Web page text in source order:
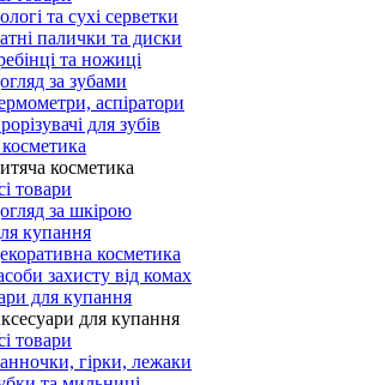
та сухі серветки
палички та диски
та ножиці
за зубами
аспіратори
для зубів
косметика
товари
за шкірою
купання
косметика
захисту від комах
для купання
для купання
товари
гірки, лежаки